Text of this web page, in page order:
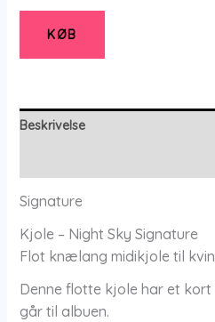
KØB
Beskrivelse
Signature
Kjole – Night Sky Signature
Flot knælang midikjole til
Denne flotte kjole har et
går til albuen.